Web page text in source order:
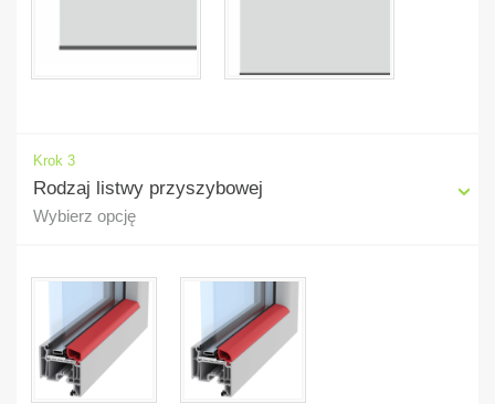
Krok 3
Rodzaj listwy przyszybowej
Wybierz opcję